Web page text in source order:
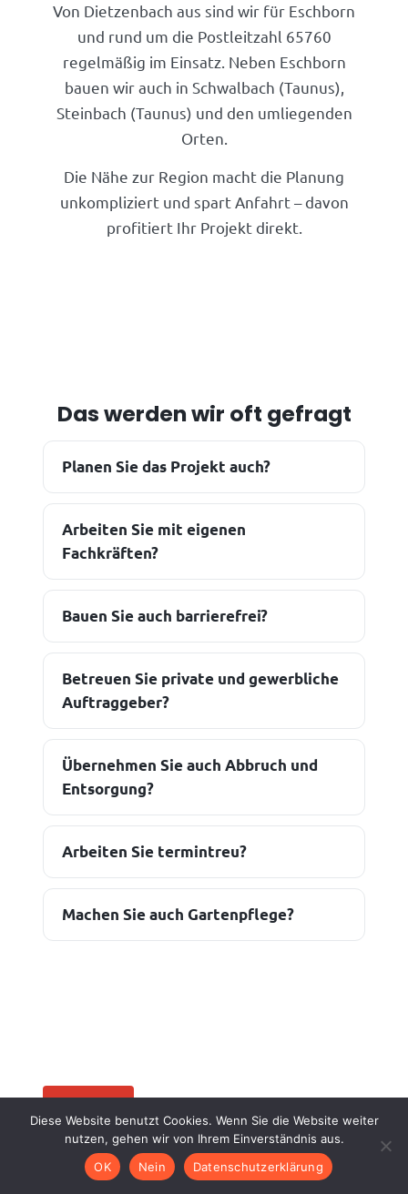
Von Dietzenbach aus sind wir für Eschborn
und rund um die Postleitzahl 65760
regelmäßig im Einsatz. Neben Eschborn
bauen wir auch in Schwalbach (Taunus),
Steinbach (Taunus) und den umliegenden
Orten.
Die Nähe zur Region macht die Planung
unkompliziert und spart Anfahrt – davon
profitiert Ihr Projekt direkt.
Das werden wir oft gefragt
Planen Sie das Projekt auch?
Arbeiten Sie mit eigenen
Fachkräften?
Bauen Sie auch barrierefrei?
Betreuen Sie private und gewerbliche
Auftraggeber?
Übernehmen Sie auch Abbruch und
Entsorgung?
Arbeiten Sie termintreu?
Machen Sie auch Gartenpflege?
KONTAKT
Ihr Bauprojekt? Sprechen wir
Diese Website benutzt Cookies. Wenn Sie die Website weiter
nutzen, gehen wir von Ihrem Einverständnis aus.
OK
Nein Datenschutzerklärung